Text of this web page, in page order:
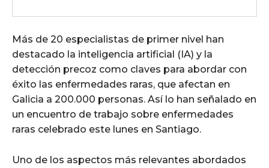
Más de 20 especialistas de primer nivel han
destacado la inteligencia artificial (IA) y la
detección precoz como claves para abordar con
éxito las enfermedades raras, que afectan en
Galicia a 200.000 personas. Así lo han señalado en
un encuentro de trabajo sobre enfermedades
raras celebrado este lunes en Santiago.
Uno de los aspectos más relevantes abordados